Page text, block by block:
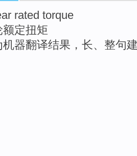
rated torque
定扭矩
机器翻译结果，长、整句